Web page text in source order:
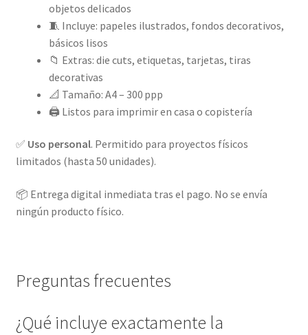
objetos delicados
🧵 Incluye: papeles ilustrados, fondos decorativos,
básicos lisos
📁 Extras: die cuts, etiquetas, tarjetas, tiras
decorativas
📐 Tamaño: A4 – 300 ppp
🖨️ Listos para imprimir en casa o copistería
✅ Uso personal. Permitido para proyectos físicos
limitados (hasta 50 unidades).
📦 Entrega digital inmediata tras el pago. No se envía
ningún producto físico.
Preguntas frecuentes
¿Qué incluye exactamente la